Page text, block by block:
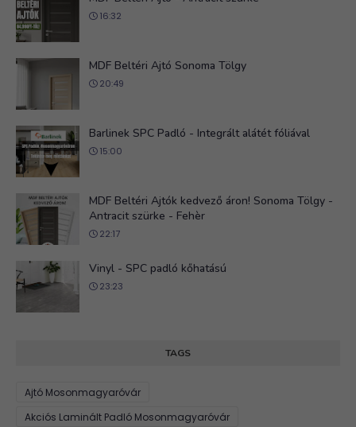
16:32
MDF Beltéri Ajtó Sonoma Tölgy
20:49
Barlinek SPC Padló - Integrált alátét fóliával
15:00
MDF Beltéri Ajtók kedvező áron! Sonoma Tölgy -
Antracit szürke - Fehèr
22:17
Vinyl - SPC padló kőhatású
23:23
TAGS
Ajtó Mosonmagyaróvár
Akciós Laminált Padló Mosonmagyaróvár